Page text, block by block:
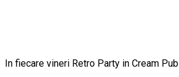
In fiecare vineri Retro Party in Cream Pub